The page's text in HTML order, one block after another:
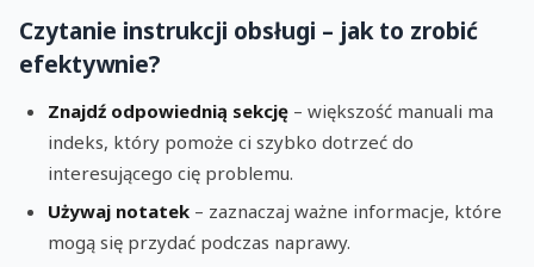
Czytanie instrukcji obsługi – jak to zrobić
efektywnie?
Znajdź odpowiednią sekcję – większość manuali ma
indeks, który pomoże ci szybko dotrzeć do
interesującego cię problemu.
Używaj notatek – zaznaczaj ważne informacje, które
mogą się przydać podczas naprawy.